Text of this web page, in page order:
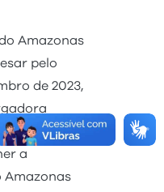
Amazonas
pelo
de 2023,
Mendonça
a
Amazonas